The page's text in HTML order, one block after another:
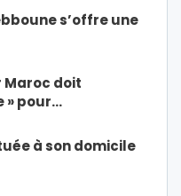
s’offre une
Maroc doit
» pour…
à son domicile